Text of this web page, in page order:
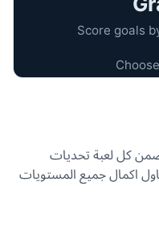
كل لعبة تحديات
اكمال جميع المستويات